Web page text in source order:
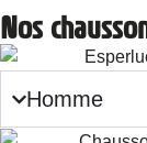
Nos
Homme